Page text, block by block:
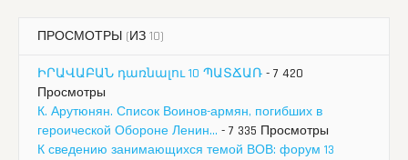
ПРОСМОТРЫ (ИЗ 10)
ԻՐԱՎԱԲԱՆ դառնալու 10 ՊԱՏՃԱՌ - 7 420
Просмотры
К. Арутюнян. Список Воинов-армян, погибших в
героической Обороне Ленин... - 7 335 Просмотры
К сведению занимающихся темой ВОВ: форум 13